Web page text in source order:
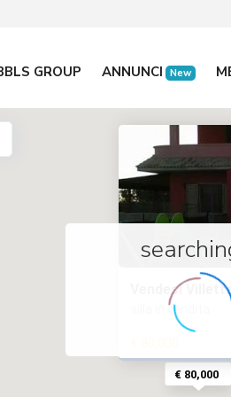
GROUP ANNUNCI New
€ 80,000
Vendesi
villa in vendita